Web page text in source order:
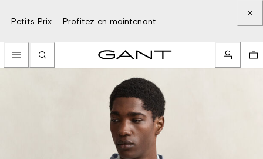
Petits Prix – Profitez-en maintenant